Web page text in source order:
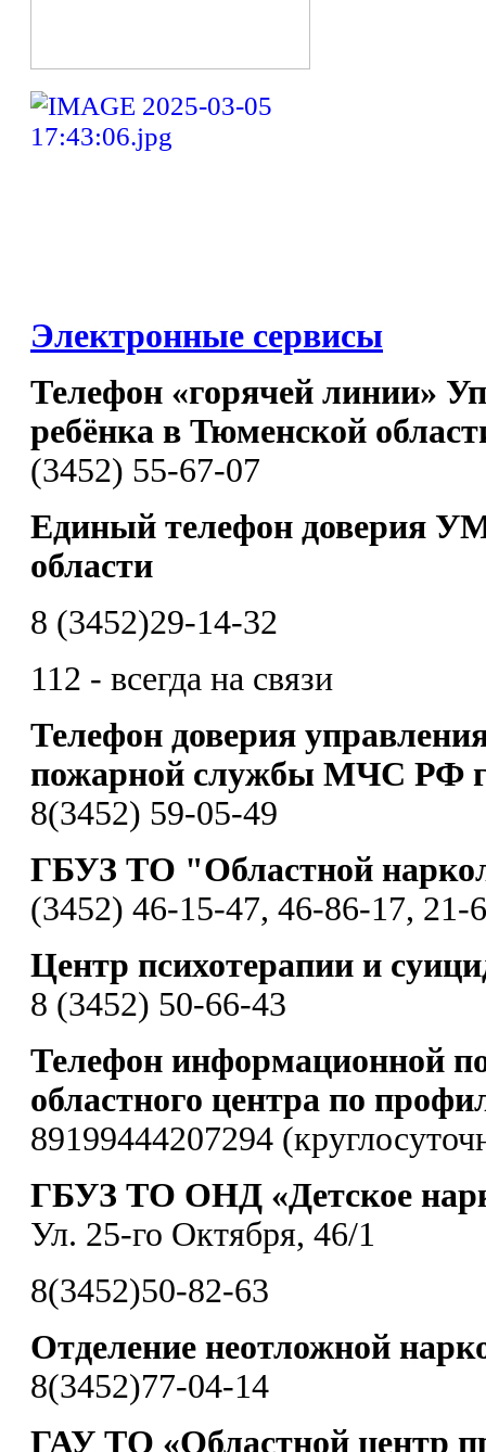
Электронные сервисы
Телефон «горячей линии»
ребёнка в Тюменской
(3452) 55-67-07
Единый телефон доверия
области
8 (3452)29-14-32
112 - всегда на связи
Телефон доверия
пожарной службы МЧС РФ
8(3452) 59-05-49
ГБУЗ ТО "Областной
(3452) 46-15-47, 46-86-17, 21-
Центр психотерапии и
8 (3452) 50-66-43
Телефон информационной
областного центра по
89199444207294
ГБУЗ ТО ОНД «Детское
Ул. 25-го Октября, 46/1
8(3452)50-82-63
Отделение неотложной
8(3452)77-04-14
ГАУ ТО «Областной центр